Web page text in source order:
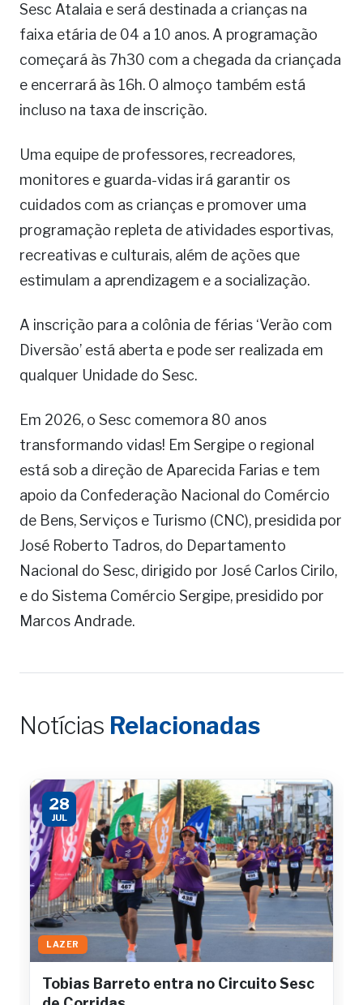
Sesc Atalaia e será destinada a crianças na
faixa etária de 04 a 10 anos. A programação
começará às 7h30 com a chegada da criançada
e encerrará às 16h. O almoço também está
incluso na taxa de inscrição.
Uma equipe de professores, recreadores,
monitores e guarda-vidas irá garantir os
cuidados com as crianças e promover uma
programação repleta de atividades esportivas,
recreativas e culturais, além de ações que
estimulam a aprendizagem e a socialização.
A inscrição para a colônia de férias ‘Verão com
Diversão’ está aberta e pode ser realizada em
qualquer Unidade do Sesc.
Em 2026, o Sesc comemora 80 anos
transformando vidas! Em Sergipe o regional
está sob a direção de Aparecida Farias e tem
apoio da Confederação Nacional do Comércio
de Bens, Serviços e Turismo (CNC), presidida por
José Roberto Tadros, do Departamento
Nacional do Sesc, dirigido por José Carlos Cirilo,
e do Sistema Comércio Sergipe, presidido por
Marcos Andrade.
Notícias Relacionadas
28
JUL
LAZER
Tobias Barreto entra no Circuito Sesc